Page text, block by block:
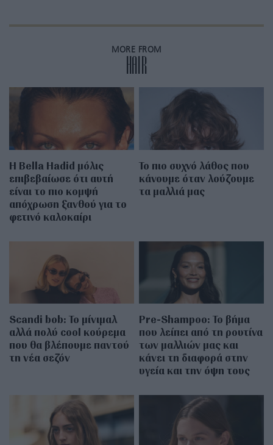
MORE FROM
HAIR
Η Bella Hadid μόλις
επιβεβαίωσε ότι αυτή
είναι το πιο κομψή
απόχρωση ξανθού για το
φετινό καλοκαίρι
Το πιο συχνό λάθος που
κάνουμε όταν λούζουμε
τα μαλλιά μας
Scandi bob: Το μίνιμαλ
αλλά πολύ cool κούρεμα
που θα βλέπουμε παντού
τη νέα σεζόν
Pre-Shampoo: Το βήμα
που λείπει από τη ρουτίνα
των μαλλιών μας και
κάνει τη διαφορά στην
υγεία και την όψη τους